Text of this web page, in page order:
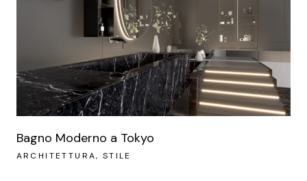
Bagno Moderno a Tokyo
ARCHITETTURA STILE